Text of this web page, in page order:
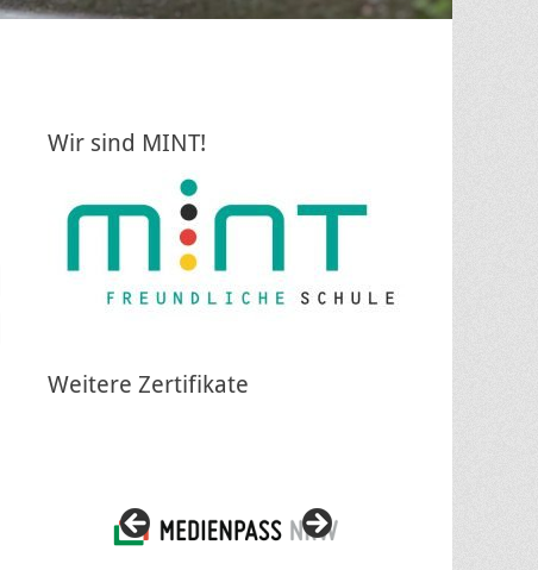
Wir sind MINT!
Weitere Zertifikate